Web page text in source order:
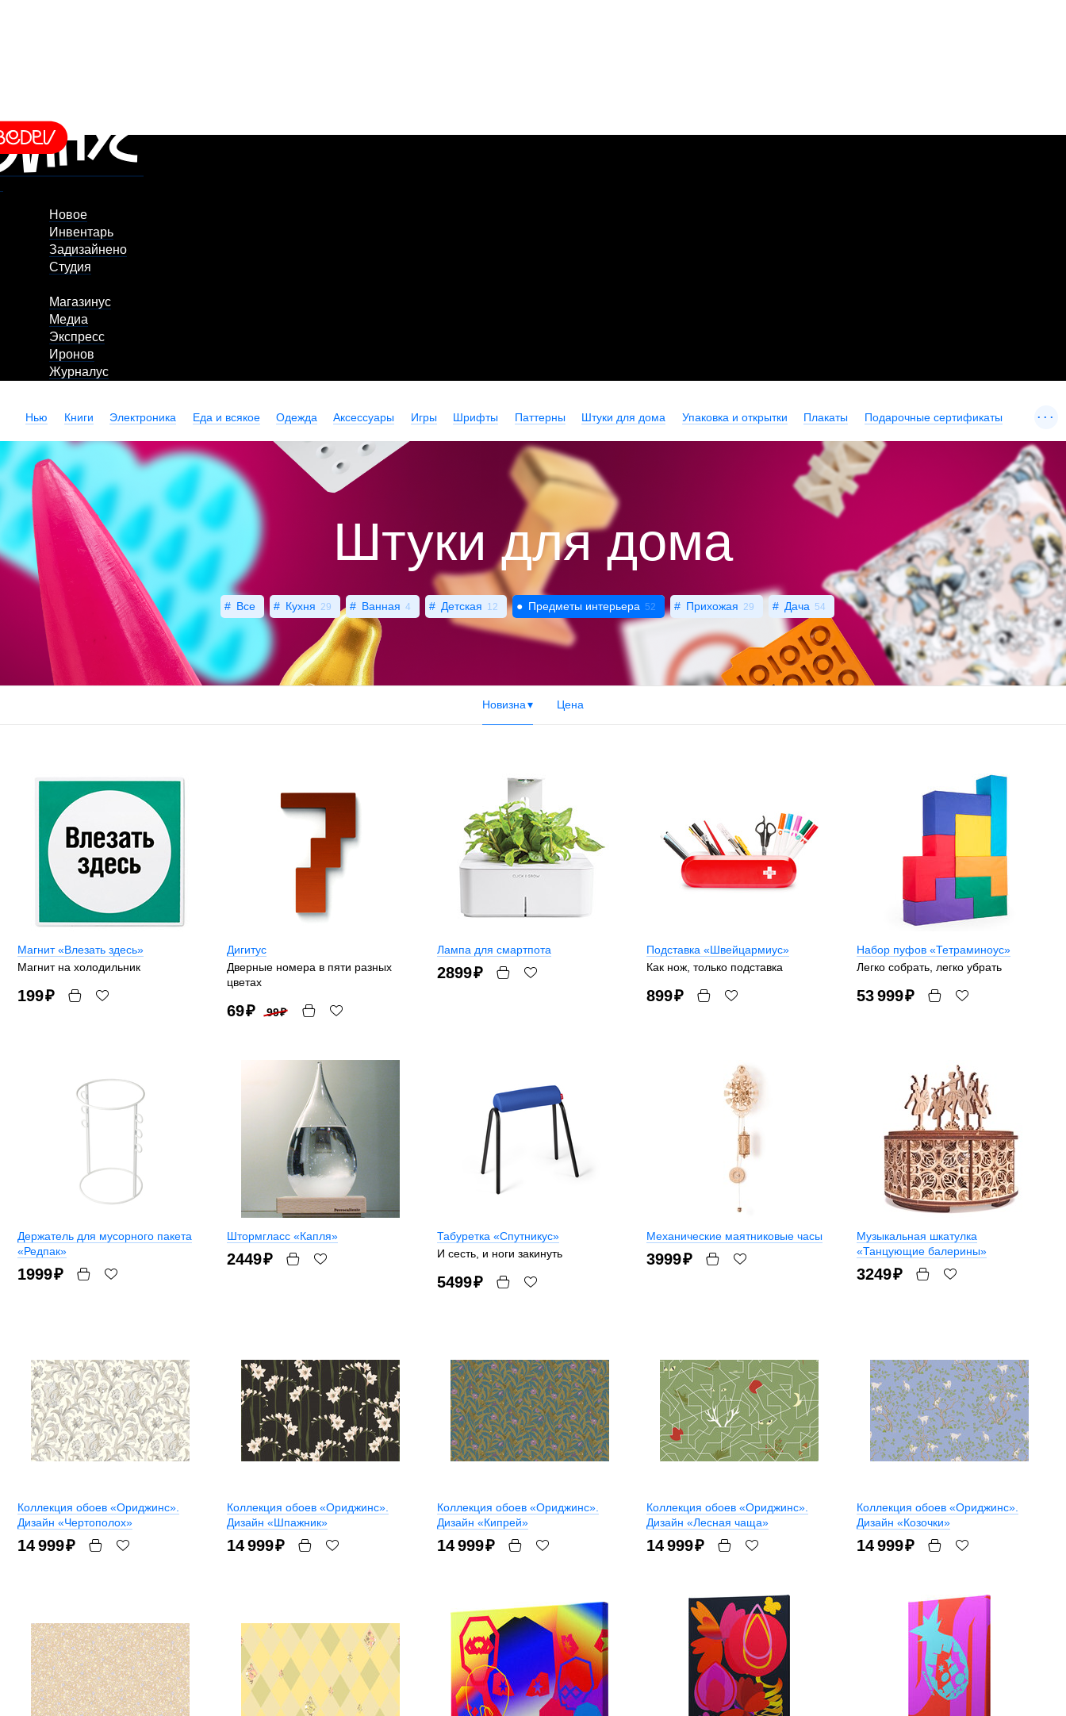
Новое
Инвентарь
Задизайнено
Студия
Магазинус
Медиа
Экспресс
Иронов
Журналус
Нью Книги Электроника Еда и всякое Одежда Аксессуары Игры Шрифты Паттерны Штуки для дома Упаковка и открытки Плакаты Подарочные сертификаты ...
Штуки для дома
Все Кухня 29 Ванная 4 Детская 12 Предметы интерьера 52 Прихожая 29 Дача 54
Новизна Цена
Магнит «Влезать здесь»
Магнит на холодильник
199₽
Дигитус
Дверные номера в пяти разных
цветах
69₽ 99₽
Лампа для смартпота
2899₽
Подставка «Швейцармиус»
Как нож, только подставка
899₽
Набор пуфов «Тетраминоус»
Легко собрать, легко убрать
53 999₽
Держатель для мусорного пакета
«Редпак»
1999₽
Штормгласс «Капля»
2449₽
Табуретка «Спутникус»
И сесть, и ноги закинуть
5499₽
Механические маятниковые часы
3999₽
Музыкальная шкатулка
«Танцующие балерины»
3249₽
Коллекция обоев «Ориджинс».
Дизайн «Чертополох»
14 999₽
Коллекция обоев «Ориджинс».
Дизайн «Шпажник»
14 999₽
Коллекция обоев «Ориджинс».
Дизайн «Кипрей»
14 999₽
Коллекция обоев «Ориджинс».
Дизайн «Лесная чаща»
14 999₽
Коллекция обоев «Ориджинс».
Дизайн «Козочки»
14 999₽